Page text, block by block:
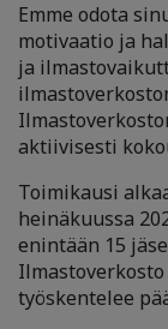
Emme odota
motivaatio ja
ja
aktiivisesti
Toimikausi
heinäkuussa
enintään 15
työskentelee